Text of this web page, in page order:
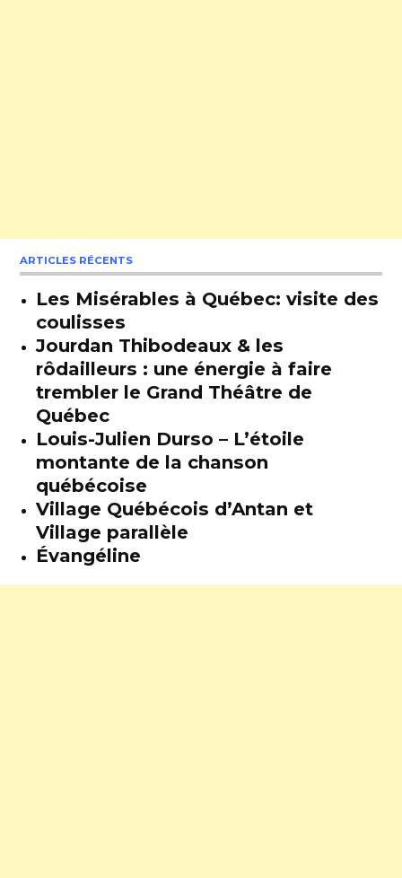
ARTICLES RÉCENTS
Les Misérables à Québec: visite des
coulisses
Jourdan Thibodeaux & les
rôdailleurs : une énergie à faire
trembler le Grand Théâtre de
Québec
Louis-Julien Durso – L’étoile
montante de la chanson
québécoise
Village Québécois d’Antan et
Village parallèle
Évangéline